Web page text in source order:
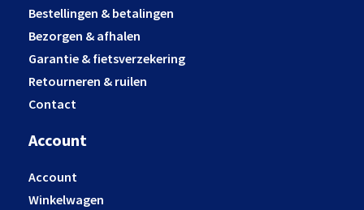
Bestellingen & betalingen
Bezorgen & afhalen
Garantie & fietsverzekering
Retourneren & ruilen
Contact
Account
Account
Winkelwagen